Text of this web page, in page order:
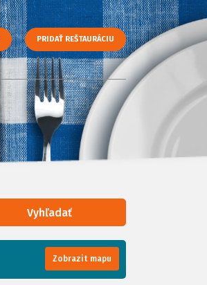
PRIDAŤ REŠTAURÁCIU
Vyhľadať
Zobrazit mapu